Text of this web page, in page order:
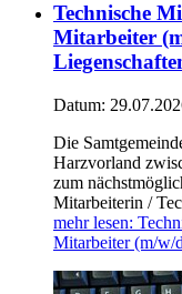
Technische
Mitarbeiter
Datum:
Die
Harzvorland
zum
Mitarbeiterin /
mehr lesen:
Mitarbeiter (m/w/